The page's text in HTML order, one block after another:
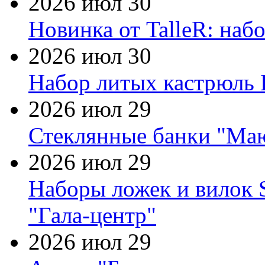
Новинка от TalleR:
2026 июл 30
Набор литых кастрюль
2026 июл 29
Стеклянные банки
2026 июл 29
Наборы ложек и вилок
"Гала-центр"
2026 июл 29